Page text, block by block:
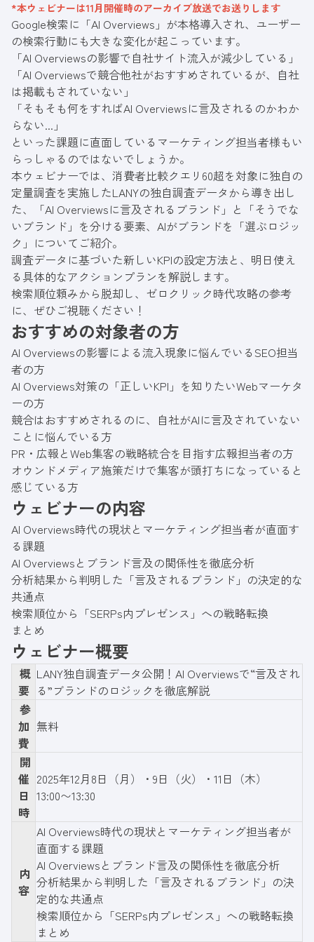
*本ウェビナーは11月開催時のアーカイブ放送でお送りします
Google検索に「AI Overviews」が本格導入され、ユーザー
の検索行動にも大きな変化が起こっています。
「AI Overviewsの影響で自社サイト流入が減少している」
「AI Overviewsで競合他社がおすすめされているが、自社
は掲載もされていない」
「そもそも何をすればAI Overviewsに言及されるのかわか
らない...」
といった課題に直面しているマーケティング担当者様もい
らっしゃるのではないでしょうか。
本ウェビナーでは、消費者比較クエリ60超を対象に独自の
定量調査を実施したLANYの独自調査データから導き出し
た、「AI Overviewsに言及されるブランド」と「そうでな
いブランド」を分ける要素、AIがブランドを「選ぶロジッ
ク」についてご紹介。
調査データに基づいた新しいKPIの設定方法と、明日使え
る具体的なアクションプランを解説します。
検索順位頼みから脱却し、ゼロクリック時代攻略の参考
に、ぜひご視聴ください！
おすすめの対象者の方
AI Overviewsの影響による流入現象に悩んでいるSEO担当
者の方
AI Overviews対策の「正しいKPI」を知りたいWebマーケタ
ーの方
競合はおすすめされるのに、自社がAIに言及されていない
ことに悩んでいる方
PR・広報とWeb集客の戦略統合を目指す広報担当者の方
オウンドメディア施策だけで集客が頭打ちになっていると
感じている方
ウェビナーの内容
AI Overviews時代の現状とマーケティング担当者が直面す
る課題
AI Overviewsとブランド言及の関係性を徹底分析
分析結果から判明した「言及されるブランド」の決定的な
共通点
検索順位から「SERPs内プレゼンス」への戦略転換
まとめ
ウェビナー概要
概
要
LANY独自調査データ公開！AI Overviewsで“言及され
る”ブランドのロジックを徹底解説
参
加
費
無料
開
催
日
時
2025年12月8日（月）・9日（火）・11日（木）
13:00〜13:30
内
容
AI Overviews時代の現状とマーケティング担当者が
直面する課題
AI Overviewsとブランド言及の関係性を徹底分析
分析結果から判明した「言及されるブランド」の決
定的な共通点
検索順位から「SERPs内プレゼンス」への戦略転換
まとめ